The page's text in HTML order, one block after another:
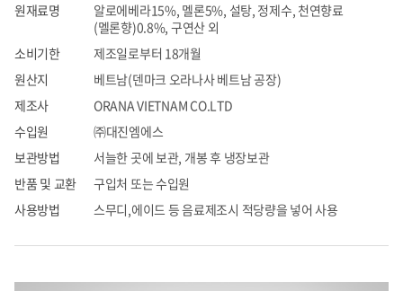
원재료명
알로에베라15%, 멜론5%, 설탕, 정제수, 천연향료
(멜론향)0.8%, 구연산 외
소비기한
제조일로부터 18개월
원산지
베트남(덴마크 오라나사 베트남 공장)
제조사
ORANA VIETNAM CO.LTD
수입원
㈜대진엠에스
보관방법
서늘한 곳에 보관, 개봉 후 냉장보관
반품 및 교환
구입처 또는 수입원
사용방법
스무디,에이드 등 음료제조시 적당량을 넣어 사용